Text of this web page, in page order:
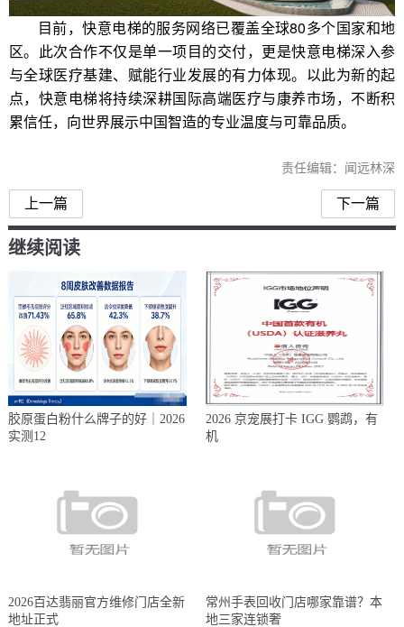
目前，快意电梯的服务网络已覆盖全球80多个国家和地
区。此次合作不仅是单一项目的交付，更是快意电梯深入参
与全球医疗基建、赋能行业发展的有力体现。以此为新的起
点，快意电梯将持续深耕国际高端医疗与康养市场，不断积
累信任，向世界展示中国智造的专业温度与可靠品质。
责任编辑：闻远林深
上一篇 下一篇
继续阅读
胶原蛋白粉什么牌子的好｜2026
实测12
2026 京宠展打卡 IGG 鹦鹉，有
机
2026百达翡丽官方维修门店全新
地址正式
常州手表回收门店哪家靠谱？本
地三家连锁奢